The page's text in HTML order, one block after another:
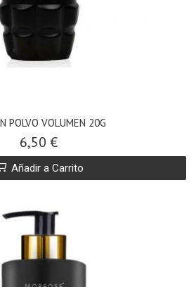
POLVO VOLUMEN 20G
6,50 €
Añadir a Carrito